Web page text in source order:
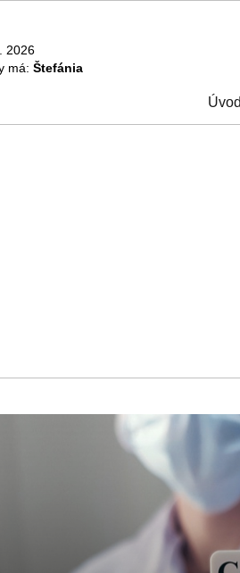
2026
má: Štefánia
Úvod